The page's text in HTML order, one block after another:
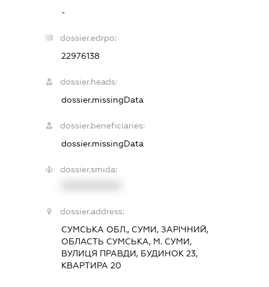
-
dossier.edrpo:
22976138
dossier.heads:
dossier.missingData
dossier.beneficiaries:
dossier.missingData
dossier.smida:
dossier.address:
СУМСЬКА ОБЛ., СУМИ, ЗАРІЧНИЙ,
ОБЛАСТЬ СУМСЬКА, М. СУМИ,
ВУЛИЦЯ ПРАВДИ, БУДИНОК 23,
КВАРТИРА 20